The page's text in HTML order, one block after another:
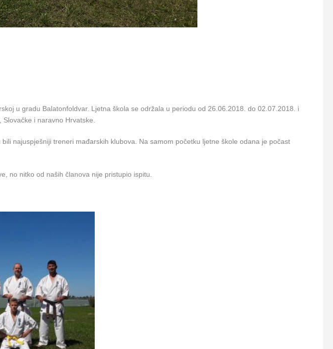
u gradu Balatonfoldvar. Ljetna škola se održala u periodu od 26.06.2018. do 02.07.2018. i
i naravno Hrvatske.
najuspješniji treneri mađarskih klubova. Na samom početku ljetne škole odana je počast
no nitko od naših članova nije pristupio ispitu.